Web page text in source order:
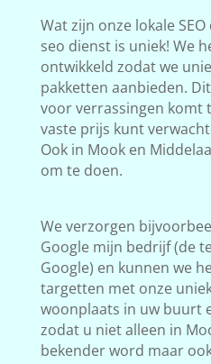
Wat zijn onze lokale
seo dienst is uniek! We
ontwikkeld zodat we
pakketten aanbieden.
voor verrassingen komt
vaste prijs kunt
Ook in Mook en
om te doen.
We verzorgen
Google mijn bedrijf (de
Google) en kunnen we
targetten met onze
woonplaats in uw buurt
zodat u niet alleen in
bekender word maar